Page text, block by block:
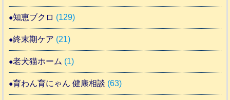
知恵ブクロ (129)
終末期ケア (21)
老犬猫ホーム (1)
育わん育にゃん 健康相談 (63)